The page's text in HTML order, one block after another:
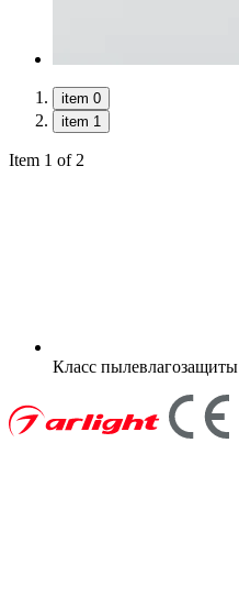
item 0
item 1
Item 1 of 2
Класс пылевлагозащиты